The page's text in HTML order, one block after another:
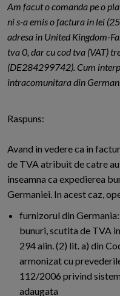
Am facut o comanda pe o
ni s-a emis o factura in lei
adresa in United Kingdom-
tva 0, dar cu cod tva (VAT)
(DE284299742). Cum
intracomunitara din
Raspuns:
Avand in vedere ca in
de TVA atribuit de catre
inseamna ca expedierea
Germaniei. In acest caz,
furnizorul din
bunuri, scutita de TVA
294 alin. (2) lit. a) din
armonizat cu
112/2006 privind
adaugata